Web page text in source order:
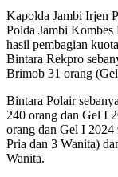
Kapolda Jambi Irjen
Polda Jambi Kombes
hasil pembagian
Bintara Rekpro
Brimob 31 orang
Bintara Polair
240 orang dan Gel I
orang dan Gel I 2024
Pria dan 3 Wanita)
Wanita.